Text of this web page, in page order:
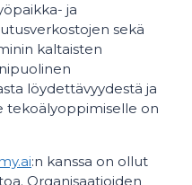
ja
sekä
kaltaisten
löydettävyydestä ja
tekoälyoppimiselle on
:n kanssa on ollut
Organisaatioiden